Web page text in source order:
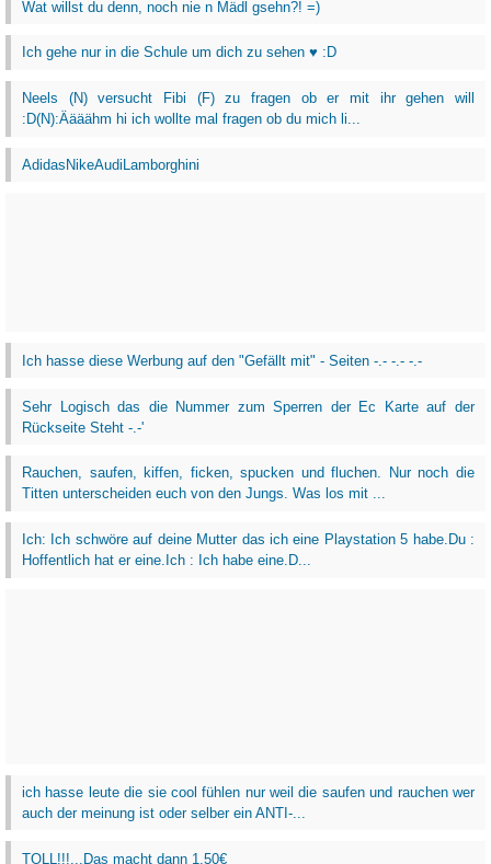
Wat willst du denn, noch nie n Mädl gsehn?! =)
Ich gehe nur in die Schule um dich zu sehen ♥ :D
Neels (N) versucht Fibi (F) zu fragen ob er mit ihr gehen will
:D(N):Äääähm hi ich wollte mal fragen ob du mich li...
AdidasNikeAudiLamborghini
Ich hasse diese Werbung auf den "Gefällt mit" - Seiten -.- -.- -.-
Sehr Logisch das die Nummer zum Sperren der Ec Karte auf der
Rückseite Steht -.-'
Rauchen, saufen, kiffen, ficken, spucken und fluchen. Nur noch die
Titten unterscheiden euch von den Jungs. Was los mit ...
Ich: Ich schwöre auf deine Mutter das ich eine Playstation 5 habe.Du :
Hoffentlich hat er eine.Ich : Ich habe eine.D...
ich hasse leute die sie cool fühlen nur weil die saufen und rauchen wer
auch der meinung ist oder selber ein ANTI-...
TOLL!!!...Das macht dann 1,50€